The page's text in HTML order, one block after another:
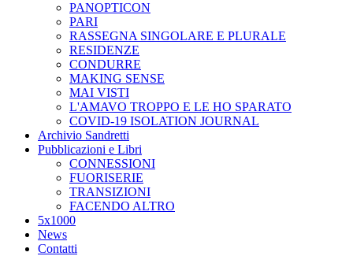
PANOPTICON
PARI
RASSEGNA SINGOLARE E PLURALE
RESIDENZE
CONDURRE
MAKING SENSE
MAI VISTI
L'AMAVO TROPPO E LE HO SPARATO
COVID-19 ISOLATION JOURNAL
Archivio Sandretti
Pubblicazioni e Libri
CONNESSIONI
FUORISERIE
TRANSIZIONI
FACENDO ALTRO
5x1000
News
Contatti